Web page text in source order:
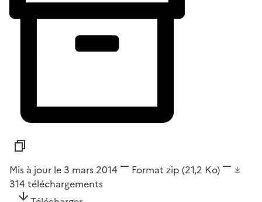
Mis à jour le 3 mars 2014 Format zip (21,2 Ko)
314 téléchargements